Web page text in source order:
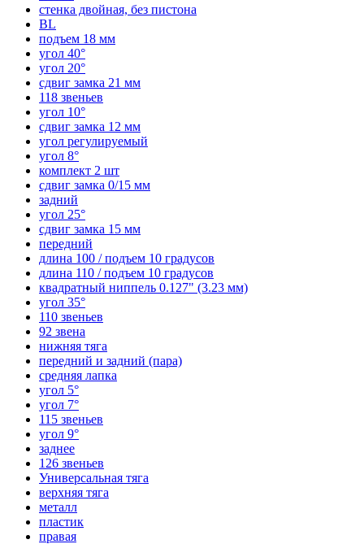
стенка двойная, без пистона
BL
подъем 18 мм
угол 40°
угол 20°
сдвиг замка 21 мм
118 звеньев
угол 10°
сдвиг замка 12 мм
угол регулируемый
угол 8°
комплект 2 шт
сдвиг замка 0/15 мм
задний
угол 25°
сдвиг замка 15 мм
передний
длина 100 / подъем 10 градусов
длина 110 / подъем 10 градусов
квадратный ниппель 0.127" (3.23 мм)
угол 35°
110 звеньев
92 звена
нижняя тяга
передний и задний (пара)
средняя лапка
угол 5°
угол 7°
115 звеньев
угол 9°
заднее
126 звеньев
Универсальная тяга
верхняя тяга
металл
пластик
правая